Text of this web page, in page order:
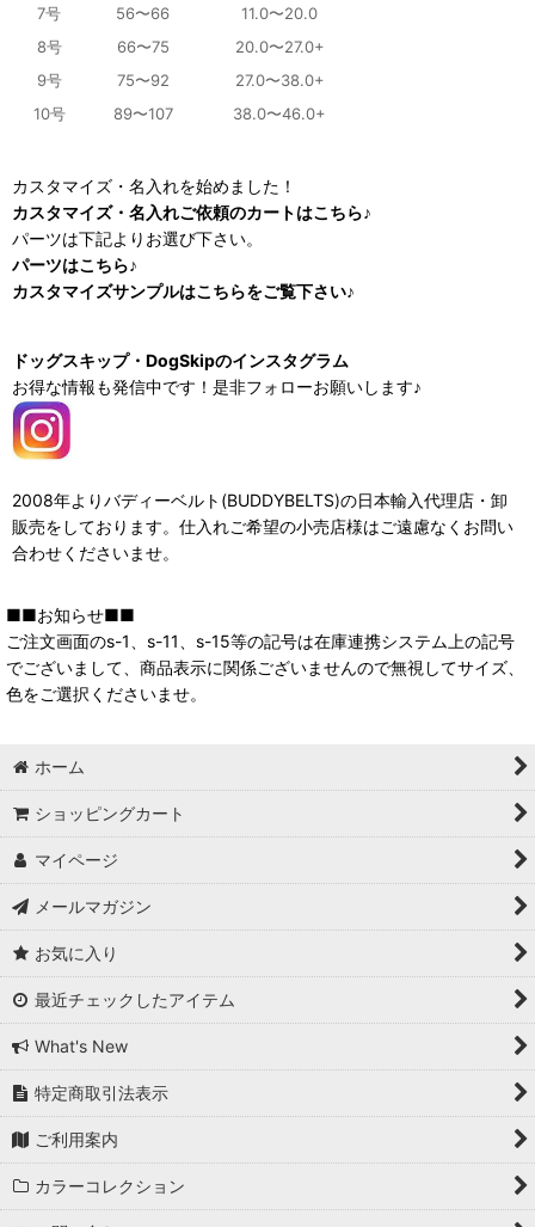
7号
56〜66
11.0〜20.0
8号
66〜75
20.0〜27.0+
9号
75〜92
27.0〜38.0+
10号
89〜107 38.0〜46.0+
カスタマイズ・名入れを始めました！
カスタマイズ・名入れご依頼のカートはこちら♪
パーツは下記よりお選び下さい。
パーツはこちら♪
カスタマイズサンプルはこちらをご覧下さい♪
ドッグスキップ・DogSkipのインスタグラム
お得な情報も発信中です！是非フォローお願いします♪
2008年よりバディーベルト(BUDDYBELTS)の日本輸入代理店・卸
販売をしております。仕入れご希望の小売店様はご遠慮なくお問い
合わせくださいませ。
■■お知らせ■■
ご注文画面のs-1、s-11、s-15等の記号は在庫連携システム上の記号
でございまして、商品表示に関係ございませんので無視してサイズ、
色をご選択くださいませ。
ホーム
ショッピングカート
マイページ
メールマガジン
お気に入り
最近チェックしたアイテム
What's New
特定商取引法表示
ご利用案内
カラーコレクション